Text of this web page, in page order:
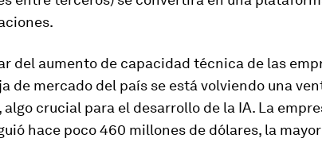
del aumento de capacidad técnica de las
de mercado del país se está volviendo una
algo crucial para el desarrollo de la IA. La
hace poco 460 millones de dólares, la